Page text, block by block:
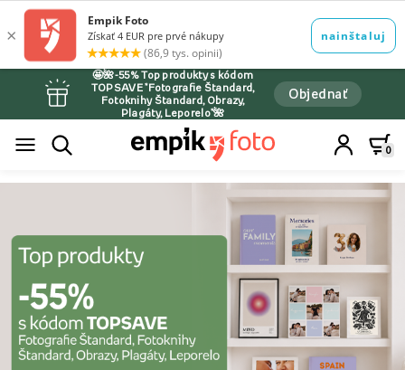
🤩🌺-55% Top produkty s kódom
TOPSAVE *Fotografie Štandard,
Fotoknihy Štandard, Obrazy,
Plagáty, Leporelo*🌺
Objednať
0